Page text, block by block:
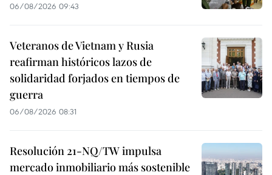
06/08/2026 09:43
Veteranos de Vietnam y Rusia
reafirman históricos lazos de
solidaridad forjados en tiempos de
guerra
06/08/2026 08:31
Resolución 21-NQ/TW impulsa
mercado inmobiliario más sostenible